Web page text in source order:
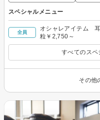
スペシャルメニュー
全員
オシャレアイテム
粒￥2,750～
すべてのスペ
その他